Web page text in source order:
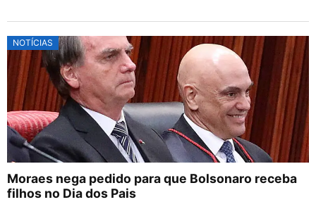
NOTÍCIAS
Moraes nega pedido para que Bolsonaro receba
filhos no Dia dos Pais